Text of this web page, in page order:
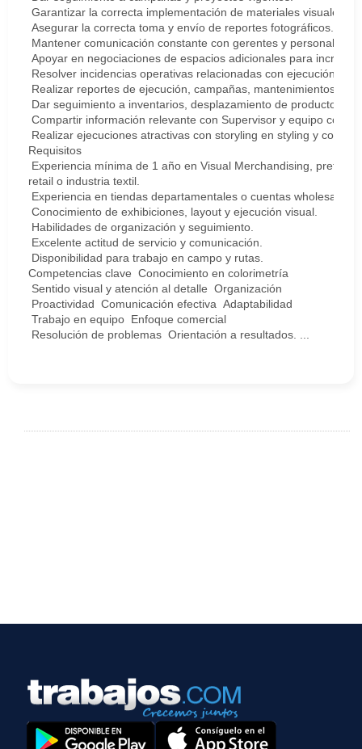
Garantizar la correcta implementación de materiales visuales
Asegurar la correcta toma y envío de reportes fotográficos.
Mantener comunicación constante con gerentes y personal de
Apoyar en negociaciones de espacios adicionales para
Resolver incidencias operativas relacionadas con ejecución
Realizar reportes de ejecución, campañas, mantenimientos,
Dar seguimiento a inventarios, desplazamiento de producto y
Compartir información relevante con Supervisor y equipo
Realizar ejecuciones atractivas con storyling en styling y
Requisitos
Experiencia mínima de 1 año en Visual Merchandising,
retail o industria textil.
Experiencia en tiendas departamentales o cuentas wholesale.
Conocimiento de exhibiciones, layout y ejecución visual.
Habilidades de organización y seguimiento.
Excelente actitud de servicio y comunicación.
Disponibilidad para trabajo en campo y rutas.
Competencias clave Conocimiento en colorimetría
Sentido visual y atención al detalle Organización
Proactividad Comunicación efectiva Adaptabilidad
Trabajo en equipo Enfoque comercial
Resolución de problemas Orientación a resultados. ...